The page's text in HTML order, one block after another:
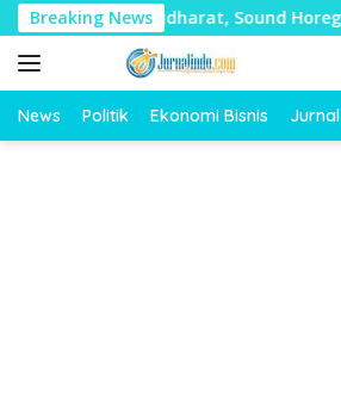
Langsung
ke
konten
Breaking News
Mudharat, Sound Horeg di
News Politik Ekonomi Bisnis